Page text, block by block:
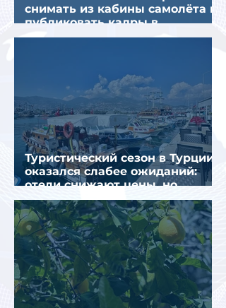
снимать из кабины самолёта и
публиковать кадры в
интернете
Туристический сезон в Турции
оказался слабее ожиданий:
отели снижают цены, но
загрузка остается низкой